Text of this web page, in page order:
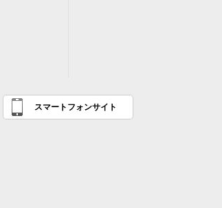
スマートフォンサイト